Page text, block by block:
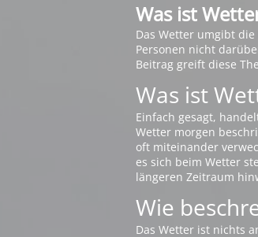
Was ist
Das Wetter umgibt
Personen nicht
Beitrag greift diese
Was ist
Einfach gesagt,
Wetter morgen
oft miteinander
es sich beim Wetter
längeren Zeitraum
Wie
Das Wetter ist nichts